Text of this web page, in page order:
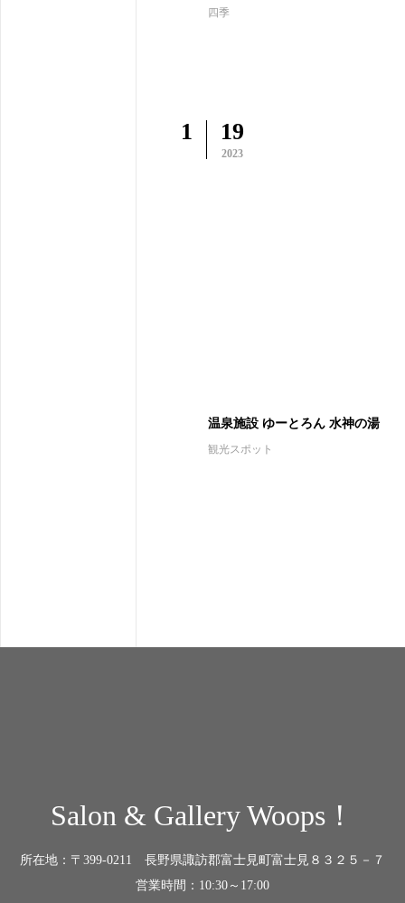
四季
1 19
2023
温泉施設 ゆーとろん 水神の湯
観光スポット
Salon & Gallery Woops！
所在地：〒399-0211 長野県諏訪郡富士見町富士見８３２５－７
営業時間：10:30～17:00